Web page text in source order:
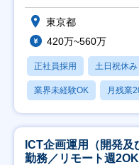
東京都
420万~560万
正社員採用 土日祝休み
業界未経験OK 月残業
ICT企画運用（開発
勤務／リモート週